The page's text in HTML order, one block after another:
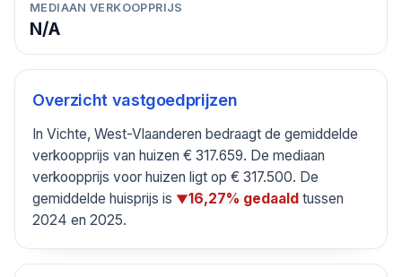
MEDIAAN VERKOOPPRIJS
N/A
Overzicht vastgoedprijzen
In Vichte, West-Vlaanderen bedraagt de gemiddelde
verkoopprijs van huizen € 317.659. De mediaan
verkoopprijs voor huizen ligt op € 317.500. De
gemiddelde huisprijs is ▼16,27% gedaald tussen
2024 en 2025.